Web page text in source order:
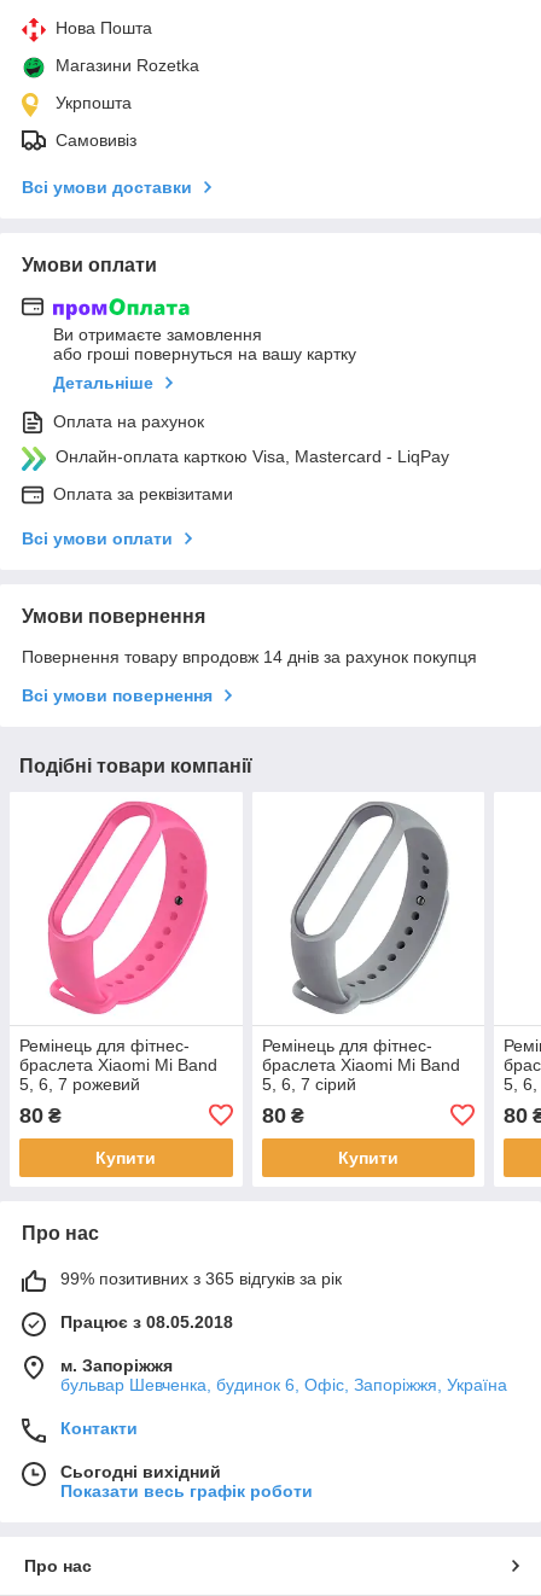
Нова Пошта
Магазини Rozetka
Укрпошта
Самовивіз
Всі умови доставки
Умови оплати
Ви отримаєте замовлення
або гроші повернуться на вашу картку
Детальніше
Оплата на рахунок
Онлайн-оплата карткою Visa, Mastercard - LiqPay
Оплата за реквізитами
Всі умови оплати
Умови повернення
Повернення товару впродовж 14 днів за рахунок покупця
Всі умови повернення
Подібні товари компанії
Ремінець для фітнес-
браслета Xiaomi Mi Band
5, 6, 7 рожевий
80 ₴
Купити
Ремінець для фітнес-
браслета Xiaomi Mi Band
5, 6, 7 сірий
80₴
Купити
5, 6,
80
Про нас
99% позитивних з 365 відгуків за рік
Працює з 08.05.2018
м. Запоріжжя
бульвар Шевченка, будинок 6, Офіс, Запоріжжя, Україна
Контакти
Сьогодні вихідний
Показати весь графік роботи
Про нас